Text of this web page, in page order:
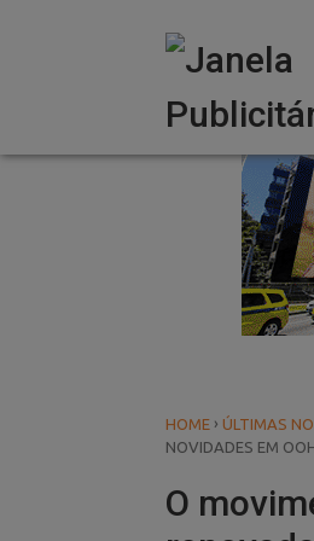
HOME › ÚLTIMAS
NOVIDADES EM
O